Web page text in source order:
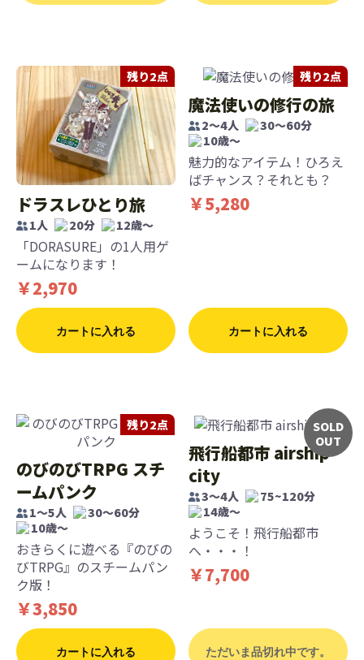
残り2点
ドラスレひとり旅
1人 20分 12歳〜
「DORASURE」の1人用ゲ
ームになります！
￥2,970
カートに入れる
残り2点
魔法使いの修行の旅
2～4人
30～60分
10歳〜
魅力的なアイテム！ひろえ
ばチャンス？それとも？
￥5,280
カートに入れる
残り2点
のびのびTRPG スチ
ームパンク
1〜5人
30〜60分
10歳〜
おきらくに遊べる『のびの
びTRPG』のスチームパン
ク版！
￥3,850
カートに入れる
SOLD
OUT
飛行船都市 airship
city
3～4人
75~120分
14歳〜
ようこそ！飛行船都市
へ・・・！
￥7,700
ただいま品切れ中です。